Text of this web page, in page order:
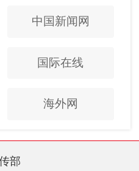
中国新闻网
国际在线
海外网
部